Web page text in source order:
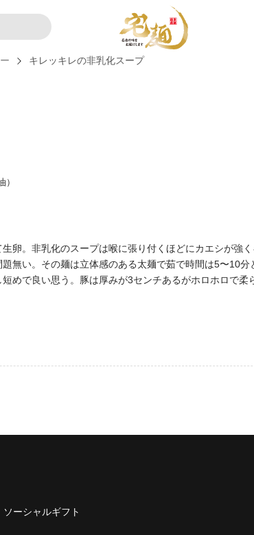
キレッキレの非乳化スープ
卵。非乳化のスープは喉に張り付くほどにカエシが強
無い。その麺は立体感のある太麺で茹で時間は5〜10
めで良い思う。豚は厚みが3センチあるがホロホロで柔
ソーシャルギフト